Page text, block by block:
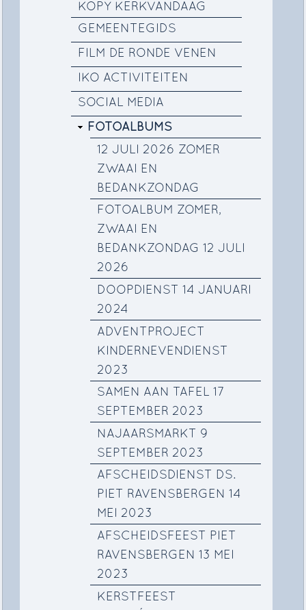
KOPY KERKVANDAAG
GEMEENTEGIDS
FILM DE RONDE VENEN
IKO ACTIVITEITEN
SOCIAL MEDIA
FOTOALBUMS
12 JULI 2026 ZOMER
ZWAAI EN
BEDANKZONDAG
FOTOALBUM ZOMER,
ZWAAI EN
BEDANKZONDAG 12 JULI
2026
DOOPDIENST 14 JANUARI
2024
ADVENTPROJECT
KINDERNEVENDIENST
2023
SAMEN AAN TAFEL 17
SEPTEMBER 2023
NAJAARSMARKT 9
SEPTEMBER 2023
AFSCHEIDSDIENST DS.
PIET RAVENSBERGEN 14
MEI 2023
AFSCHEIDSFEEST PIET
RAVENSBERGEN 13 MEI
2023
KERSTFEEST